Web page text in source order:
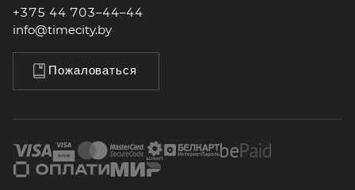
+375 44 703–44–44
info@timecity.by
Пожаловаться